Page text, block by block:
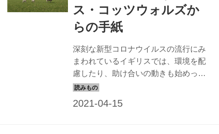
ス・コッツウォルズか
らの手紙
深刻な新型コロナウイルスの流行にみ
まわれているイギリスでは、環境を配
慮したり、助け合いの動きも始めって
いる。ロックダウンなど、厳しい状況